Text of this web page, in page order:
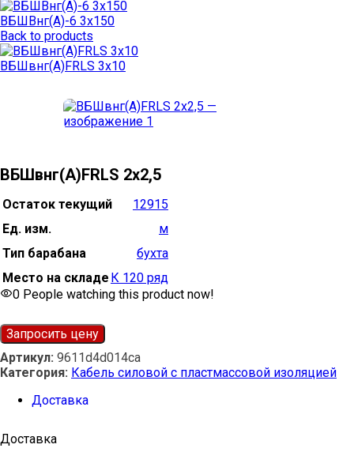
ВБШВнг(А)-6 3х150
Back to products
ВБШвнг(А)FRLS 3х10
ВБШвнг(А)FRLS 2х2,5
Остаток текущий
12915
Ед. изм.
м
Тип барабана
бухта
Место на складе К 120 ряд
0 People watching this product now!
Запросить цену
Артикул: 9611d4d014ca
Категория: Кабель силовой с пластмассовой изоляцией
Доставка
Доставка